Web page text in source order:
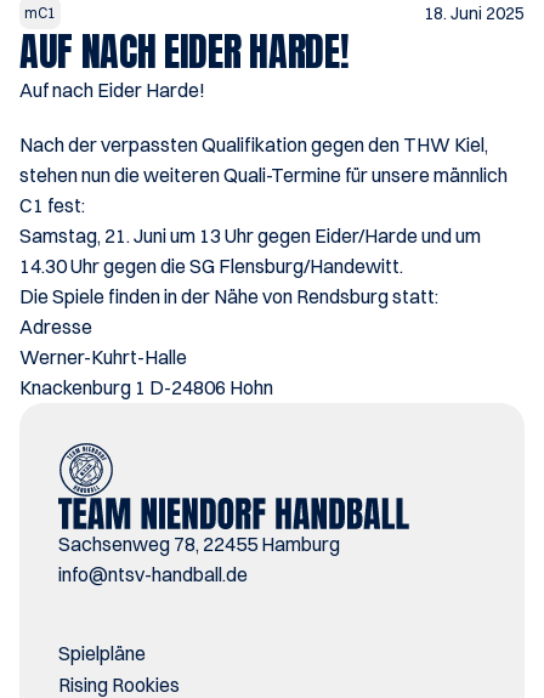
mC1 18. Juni 2025
AUF NACH EIDER HARDE!
Auf nach Eider Harde!
Nach der verpassten Qualifikation gegen den THW Kiel,
stehen nun die weiteren Quali-Termine für unsere männlich
C1 fest:
Samstag, 21. Juni um 13 Uhr gegen Eider/Harde und um
14.30 Uhr gegen die SG Flensburg/Handewitt.
Die Spiele finden in der Nähe von Rendsburg statt:
Adresse
Werner-Kuhrt-Halle
Knackenburg 1 D-24806 Hohn
Sachsenweg 78, 22455 Hamburg
info@ntsv-handball.de
Spielpläne
Rising Rookies